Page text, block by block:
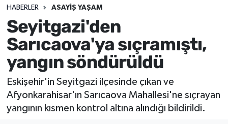
HABERLER ASAYIŞ YAŞAM
Seyitgazi'den
Sarıcaova'ya sıçramıştı,
yangın söndürüldü
Eskişehir'in Seyitgazi ilçesinde çıkan ve
Afyonkarahisar'ın Sarıcaova Mahallesi'ne sıçrayan
yangının kısmen kontrol altına alındığı bildirildi.
Sağlık
Eğitim
Sivil Toplum
Ekonomi